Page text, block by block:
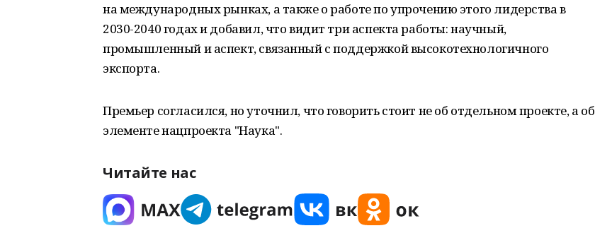
на международных рынках, а также о работе по упрочению этого лидерства в
2030-2040 годах и добавил, что видит три аспекта работы: научный,
промышленный и аспект, связанный с поддержкой высокотехнологичного
экспорта.
Премьер согласился, но уточнил, что говорить стоит не об отдельном проекте, а об
элементе нацпроекта "Наука".
Читайте нас